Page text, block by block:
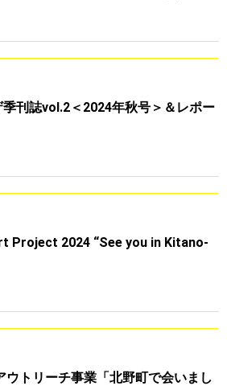
季刊誌vol.2＜2024年秋号＞＆レポー
Project 2024 “See you in Kitano-
ウトリーチ事業「北野町で会いまし